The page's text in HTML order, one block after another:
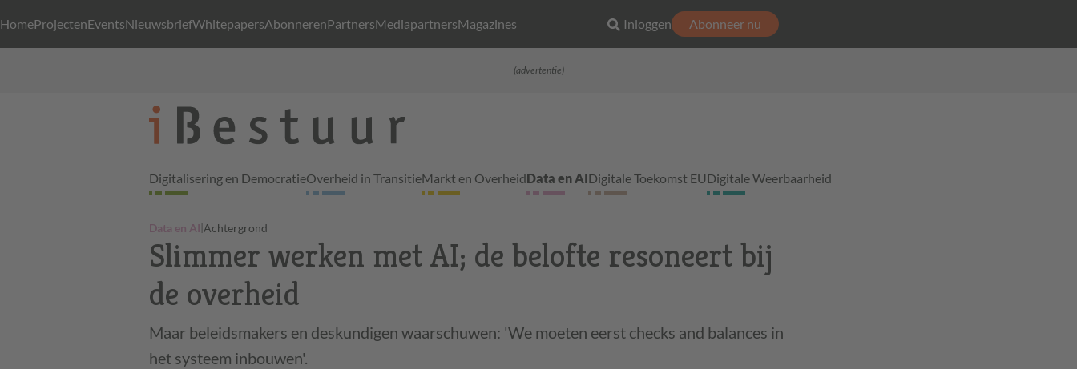
HomeProjectenEventsNieuwsbriefWhitepapersAbonnerenPartnersMediapartnersMagazines Inloggen Abonneer nu
(advertentie)
Digitalisering en DemocratieOverheid in TransitieMarkt en OverheidData en AIDigitale Toekomst EUDigitale Weerbaarheid
Data en AI|Achtergrond
Slimmer werken met AI; de belofte resoneert bij
de overheid
Maar beleidsmakers en deskundigen waarschuwen: 'We moeten eerst checks and balances in
het systeem inbouwen'.